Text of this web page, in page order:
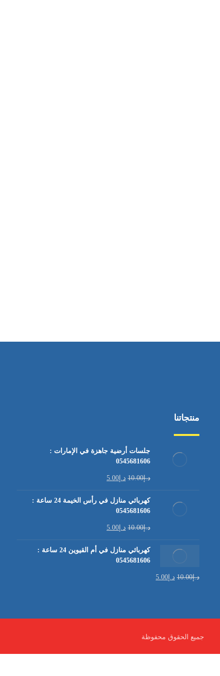
منتجاتنا
جلسات أرضية جاهزة في الإمارات :
0545681606
د.إ10.00 د.إ 5.00
كهربائي منازل في رأس الخيمة 24 ساعة :
0545681606
د.إ10.00 د.إ 5.00
كهربائي منازل في أم القيوين 24 ساعة :
0545681606
د.إ10.00 د.إ 5.00
جميع الحقوق محفوظة